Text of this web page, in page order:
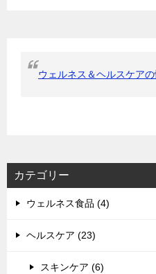
ウェルネス＆ヘルスケア
カテゴリー
ウェルネス食品 (4)
ヘルスケア (23)
スキンケア (6)